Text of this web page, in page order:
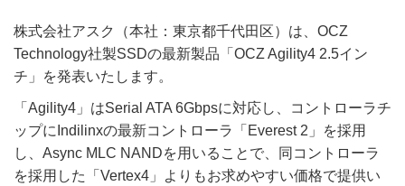
株式会社アスク（本社：東京都千代田区）は、OCZ
Technology社製SSDの最新製品「OCZ Agility4 2.5イン
チ」を発表いたします。
「Agility4」はSerial ATA 6Gbpsに対応し、コントローラチ
ップにIndilinxの最新コントローラ「Everest 2」を採用
し、Async MLC NANDを用いることで、同コントローラ
を採用した「Vertex4」よりもお求めやすい価格で提供い